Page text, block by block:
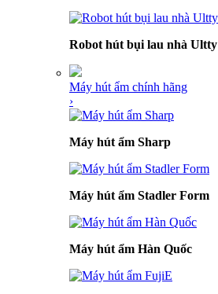
Robot hút bụi lau nhà Ultty
Máy hút ẩm chính hãng
›
Máy hút ẩm Sharp
Máy hút ẩm Stadler Form
Máy hút ẩm Hàn Quốc